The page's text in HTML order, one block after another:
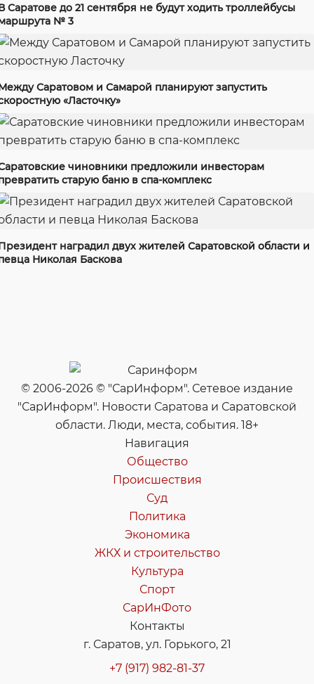
Саратове до 21 сентября не будут ходить троллейбусы
№ 3
Саратовом и Самарой планируют запустить
«Ласточку»
чиновники предложили инвесторам
старую баню в спа-комплекс
наградил двух жителей Саратовской области и
Николая Баскова
© 2006-2026 © "СарИнформ". Сетевое издание
"СарИнформ". Новости Саратова и Саратовской
области. Люди, места, события. 18+
Навигация
Общество
Происшествия
Суд
Политика
Экономика
ЖКХ и строительство
Культура
Спорт
СарИнФото
Контакты
г. Саратов, ул. Горького, 21
+7 (917) 982-81-37